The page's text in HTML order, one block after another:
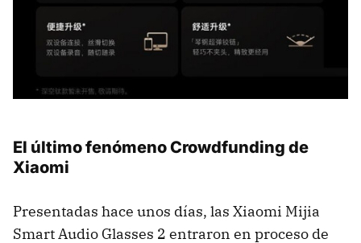
El último fenómeno Crowdfunding de
Xiaomi
Presentadas hace unos días, las Xiaomi Mijia
Smart Audio Glasses 2 entraron en proceso de